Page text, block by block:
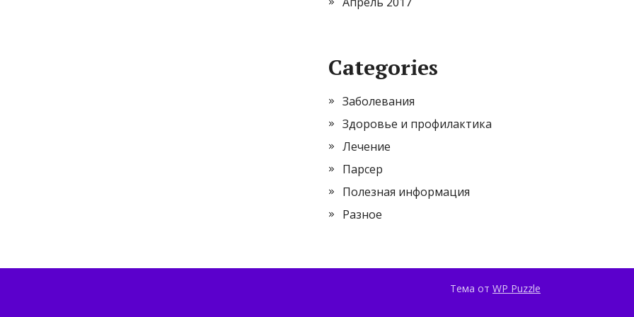
Categories
Заболевания
Здоровье и профилактика
Лечение
Парсер
Полезная информация
Разное
Тема от WP Puzzle